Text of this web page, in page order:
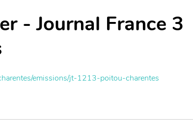
- Journal France 3
emissions/jt-1213-poitou-charentes